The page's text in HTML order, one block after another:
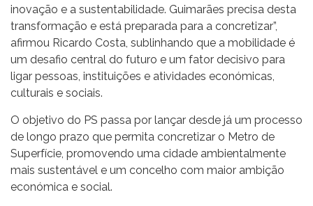
inovação e a sustentabilidade. Guimarães precisa desta
transformação e está preparada para a concretizar”,
afirmou Ricardo Costa, sublinhando que a mobilidade é
um desafio central do futuro e um fator decisivo para
ligar pessoas, instituições e atividades económicas,
culturais e sociais.
O objetivo do PS passa por lançar desde já um processo
de longo prazo que permita concretizar o Metro de
Superfície, promovendo uma cidade ambientalmente
mais sustentável e um concelho com maior ambição
económica e social.